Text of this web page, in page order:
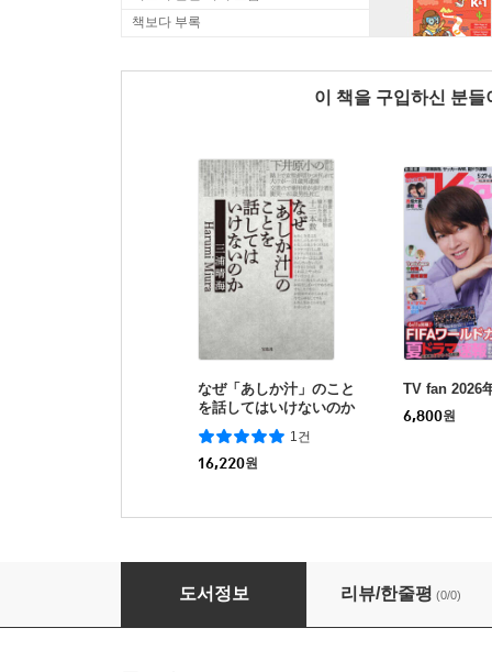
책보다 부록
이 책을 구입하신 분
なぜ「あしか汁」のこと
を話してはいけないのか
1건
16,220원
TV fan 2026
6,800원
獨斷と偏見
도서정보 리뷰/한줄평 (0/0)